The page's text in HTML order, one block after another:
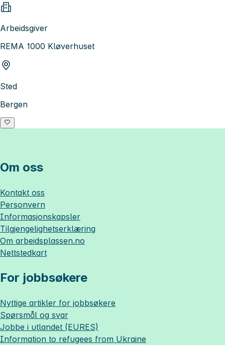
Arbeidsgiver
REMA 1000 Kløverhuset
Sted
Bergen
Om oss
Kontakt oss
Personvern
Informasjonskapsler
Tilgjengelighetserklæring
Om arbeidsplassen.no
Nettstedkart
For jobbsøkere
Nyttige artikler for jobbsøkere
Spørsmål og svar
Jobbe i utlandet (EURES)
Information to refugees from Ukraine